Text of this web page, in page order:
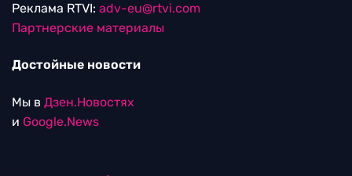
Реклама RTVI: adv-eu@rtvi.com
Партнерские материалы
Достойные новости
Мы в Дзен.Новостях
и Google.News